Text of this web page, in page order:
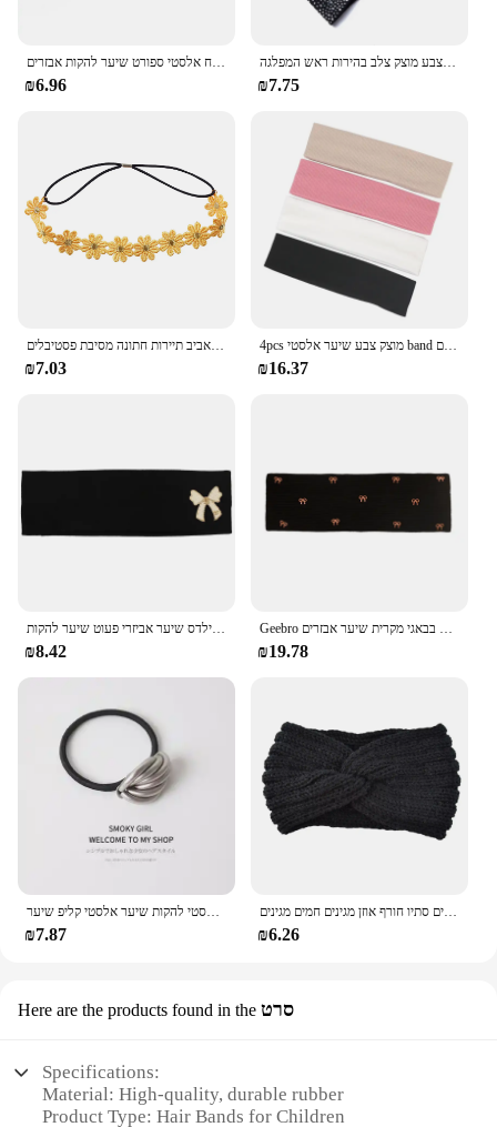
נשים מוצק צבע רחב סרט טורבן מצולעים סרוג כותנה גומייה לשיער בנות ליידי שטוח אלסטי ספורט שיער להקות אבזרים
₪6.96
ראש הלהקה נשים צבע מוצק צלב בהירות ראש המפלגה Rheinstone איפור צמה גרביוני חסד סקסי שיער acsider
₪7.75
דייזי פרח בגימור חמניות היפים כתר שיער זר בוהמי פרחוני כיסוי ראש לאביב תיירות חתונה מסיבת פסטיבלים
₪7.03
4pcs מוצק צבע שיער אלסטי band ספורט אוזניות יוגה זיעה-קולטת ראש אופנה שיער אביזרים
₪16.37
תינוק בנות עניבת פרפר כותנה סרטי ראש רך אלסטי כובעים מזדמנים צ 'יילדס ילדים צ' יילדס שיער אביזרי פעוט שיער להקות
₪8.42
Geebro נשים כותנה מוצק צבע פרפר קישוט סרט אלסטי בנות התגודדות סרוגה גומייה לשיער בבאגי מקרית שיער אבזרים
₪19.78
₪7.87
פנינים אופנה סרוגים ראש סרוג נשים לחצות את להקות שיער מנוקד פסים סתיו חורף אוזן מגינים חמים מגינים
₪6.26
Here are the products found in the סרט
Specifications:
Material: High-quality, durable rubber
Product Type: Hair Bands for Children